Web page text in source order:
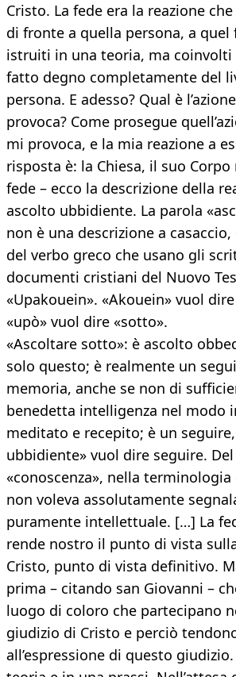
Cristo. La fede era la reazione
di fronte a quella persona, a
istruiti in una teoria, ma
fatto degno completamente del
persona. E adesso? Qual è
provoca? Come prosegue
mi provoca, e la mia reazione a
risposta è: la Chiesa, il suo
fede – ecco la descrizione della
ascolto ubbidiente. La parola
non è una descrizione a
del verbo greco che usano gli
documenti cristiani del Nuovo
«Upakouein». «Akouein» vuol
«upò» vuol dire «sotto».
«Ascoltare sotto»: è ascolto
solo questo; è realmente un
memoria, anche se non di
benedetta intelligenza nel modo
meditato e recepito; è un
ubbidiente» vuol dire seguire.
«conoscenza», nella
non voleva assolutamente
puramente intellettuale. […] La
rende nostro il punto di vista
Cristo, punto di vista definitivo.
prima – citando san Giovanni –
luogo di coloro che partecipano
giudizio di Cristo e perciò
all’espressione di questo